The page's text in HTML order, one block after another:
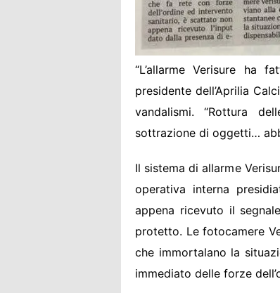
“L’allarme Verisure ha
presidente dell’Aprilia
vandalismi. “Rottura
sottrazione di oggetti…
Il sistema di allarme
operativa interna
appena ricevuto il
protetto. Le fotocamere
che immortalano la
immediato delle forze